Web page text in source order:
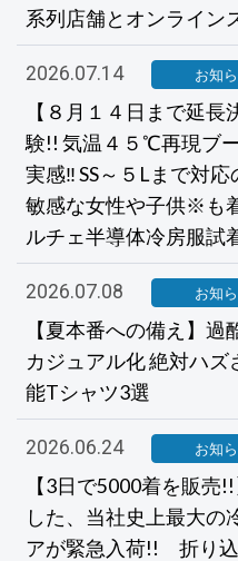
系列店舗とオンライン
2026.07.14 お知
【８月１４日まで延
験!! 気温４５℃再現ブ
実感‼ SS～５Lまで対
敏感な女性や子供※も
ルチェ半導体冷房服試
2026.07.08 お知
【夏本番への備え】
カジュアル化 絶対ハ
能Tシャツ3選
2026.06.24 お知
【3日で5000着を販
した、当社史上最大の
アが緊急入荷!! 折り